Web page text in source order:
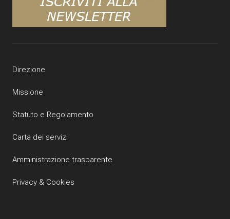
Direzione
Missione
Statuto e Regolamento
Carta dei servizi
Amministrazione trasparente
Privacy & Cookies